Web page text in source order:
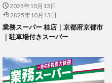
2025年10月13日
2025年10月13日
業務スーパー 桂店｜京都府京都市
｜駐車場付きスーパー